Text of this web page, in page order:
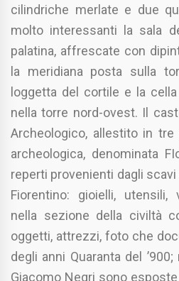
cilindriche merlate e due
molto interessanti la sala
palatina, affrescate con
la meridiana posta sulla
loggetta del cortile e la
nella torre nord-ovest. Il
Archeologico, allestito in
archeologica, denominata
reperti provenienti dagli
Fiorentino: gioielli, utensili,
nella sezione della civiltà
oggetti, attrezzi, foto che
degli anni Quaranta del
Giacomo Negri sono